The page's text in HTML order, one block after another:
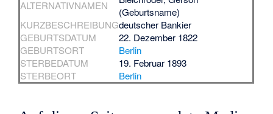
ALTERNATIVNAMEN
(Geburtsname)
KURZBESCHREIBUNGdeutscher Bankier
GEBURTSDATUM
22. Dezember 1822
GEBURTSORT
Berlin
STERBEDATUM
19. Februar 1893
STERBEORT
Berlin